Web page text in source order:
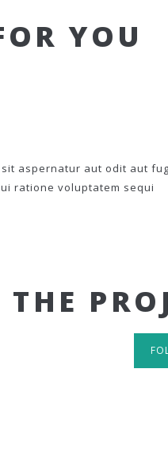
YOU
aspernatur aut odit aut
ratione voluptatem sequi
THE